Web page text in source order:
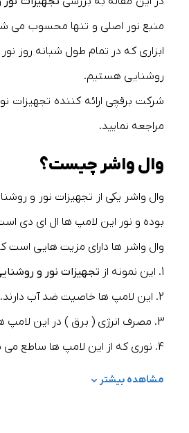
منبع نور اصلی و تنها محسوب می
ابزاری که در تمام طول شبانه روز
روشنایی هستیم.
مراجعه نمایید.
وال واشر چیست؟
وال واشر یکی از تجهیزات نور و
بوده و نور این لامپ ها ال ای دی
وال واشر ها دارای مزیت هایی است
1. این نمونه از
تجهیزات نور و
2. این لامپ ها خاصیت ضد آب دارند.
3. مصرف انرژی ( برق ) در این لامپ ها کم است.
4. نوری که از این لامپ ها ساطع می شود همیشه یکسان و مناسب است.
مشاهده بیشتر